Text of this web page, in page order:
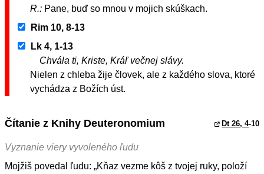
R.: Pane, buď so mnou v mojich skúškach.
Rim 10, 8-13
Lk 4, 1-13
Chvála ti, Kriste, Kráľ večnej slávy.
Nielen z chleba žije človek, ale z každého slova, ktoré
vychádza z Božích úst.
Čítanie z Knihy Deuteronomium Dt 26, 4-10
Vyznanie viery vyvoleného ľudu
Mojžiš povedal ľudu: „Kňaz vezme kôš z tvojej ruky, položí